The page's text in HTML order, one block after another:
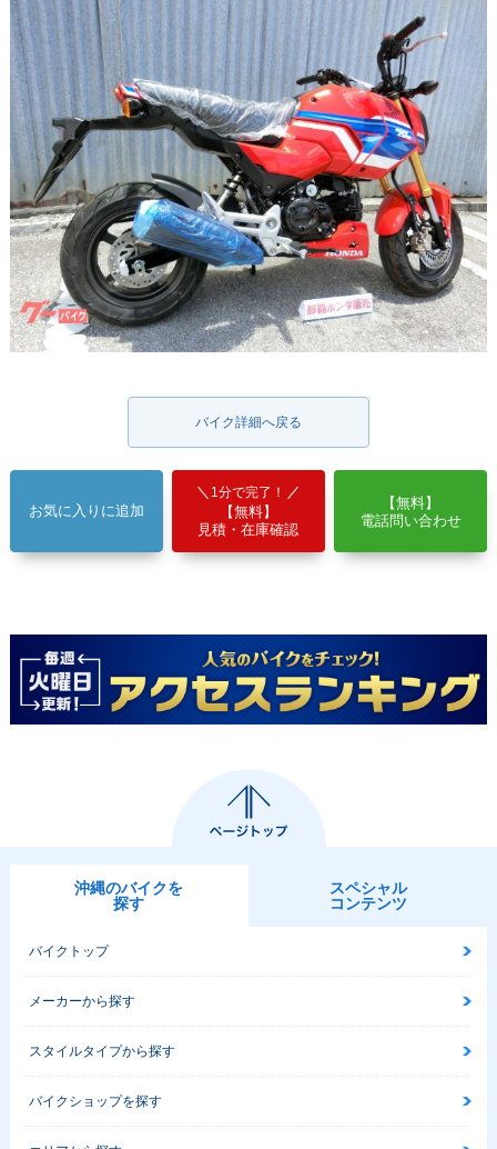
バイク詳細へ戻る
お気に入りに追加
1分で完了！
【無料】
見積・在庫確認
【無料】
電話問い合わせ
沖縄のバイクを
探す
スペシャル
コンテンツ
バイクトップ
メーカーから探す
スタイルタイプから探す
バイクショップを探す